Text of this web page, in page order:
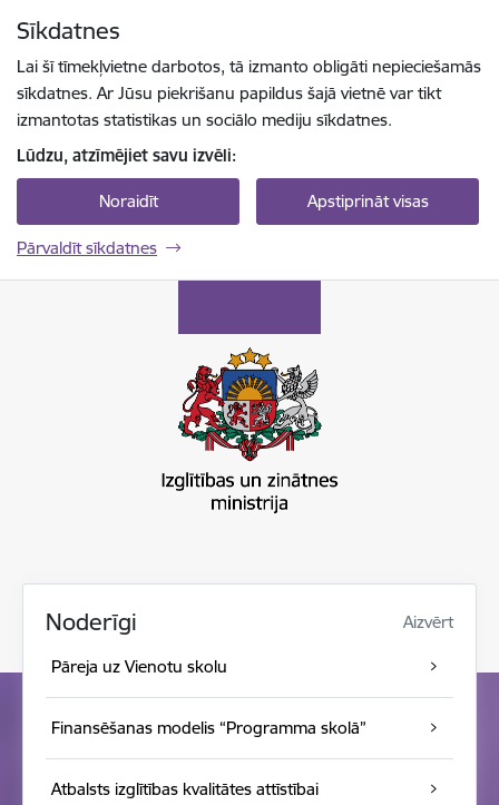
Sīkdatnes
Lai šī tīmekļvietne darbotos, tā izmanto obligāti nepieciešamās
sīkdatnes. Ar Jūsu piekrišanu papildus šajā vietnē var tikt
izmantotas statistikas un sociālo mediju sīkdatnes.
Lūdzu, atzīmējiet savu izvēli:
Noraidīt Apstiprināt visas
Pārvaldīt sīkdatnes
Noderīgi Aizvērt
Pāreja uz Vienotu skolu
Finansēšanas modelis “Programma skolā”
Atbalsts izglītības kvalitātes attīstībai